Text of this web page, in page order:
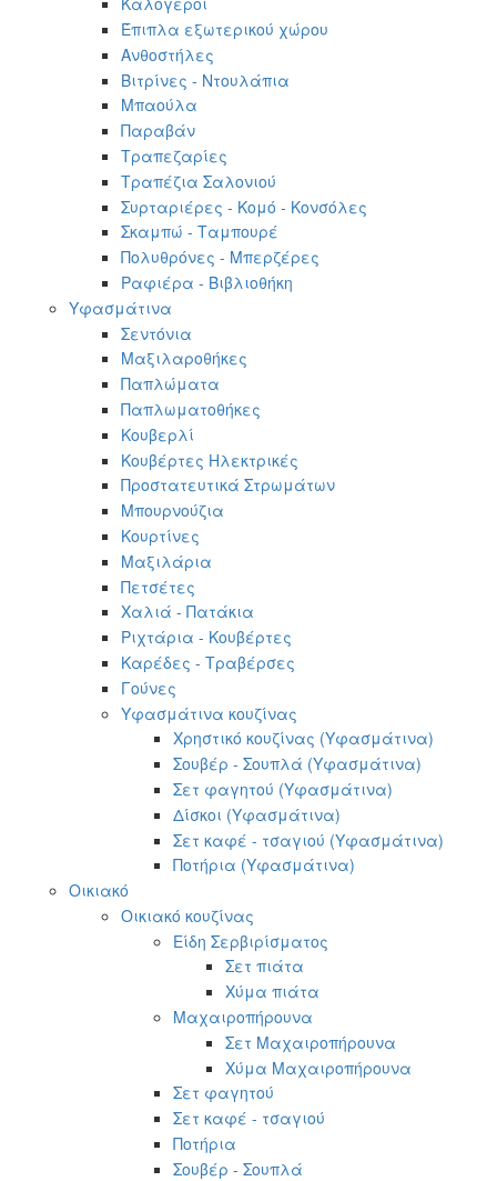
Έπιπλα εξωτερικού χώρου
Ανθοστήλες
Βιτρίνες - Ντουλάπια
Μπαούλα
Παραβάν
Τραπεζαρίες
Τραπέζια Σαλονιού
Συρταριέρες - Κομό - Κονσόλες
Σκαμπώ - Ταμπουρέ
Πολυθρόνες - Μπερζέρες
Ραφιέρα - Βιβλιοθήκη
Υφασμάτινα
Σεντόνια
Μαξιλαροθήκες
Παπλώματα
Παπλωματοθήκες
Κουβερλί
Κουβέρτες Ηλεκτρικές
Προστατευτικά Στρωμάτων
Μπουρνούζια
Κουρτίνες
Μαξιλάρια
Πετσέτες
Χαλιά - Πατάκια
Ριχτάρια - Κουβέρτες
Καρέδες - Τραβέρσες
Γούνες
Υφασμάτινα κουζίνας
Χρηστικό κουζίνας (Υφασμάτινα)
Σουβέρ - Σουπλά (Υφασμάτινα)
Σετ φαγητού (Υφασμάτινα)
Δίσκοι (Υφασμάτινα)
Σετ καφέ - τσαγιού (Υφασμάτινα)
Ποτήρια (Υφασμάτινα)
Οικιακό
Οικιακό κουζίνας
Είδη Σερβιρίσματος
Σετ πιάτα
Χύμα πιάτα
Μαχαιροπήρουνα
Σετ Μαχαιροπήρουνα
Χύμα Μαχαιροπήρουνα
Σετ φαγητού
Σετ καφέ - τσαγιού
Ποτήρια
Σουβέρ - Σουπλά